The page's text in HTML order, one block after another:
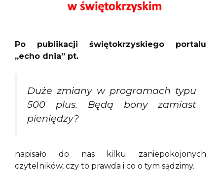
Po publikacji świętokrzyskiego portalu
„echo dnia” pt.
Duże zmiany w programach typu
500 plus. Będą bony zamiast
pieniędzy?
napisało do nas kilku zaniepokojonych
czytelników, czy to prawda i co o tym sądzimy.